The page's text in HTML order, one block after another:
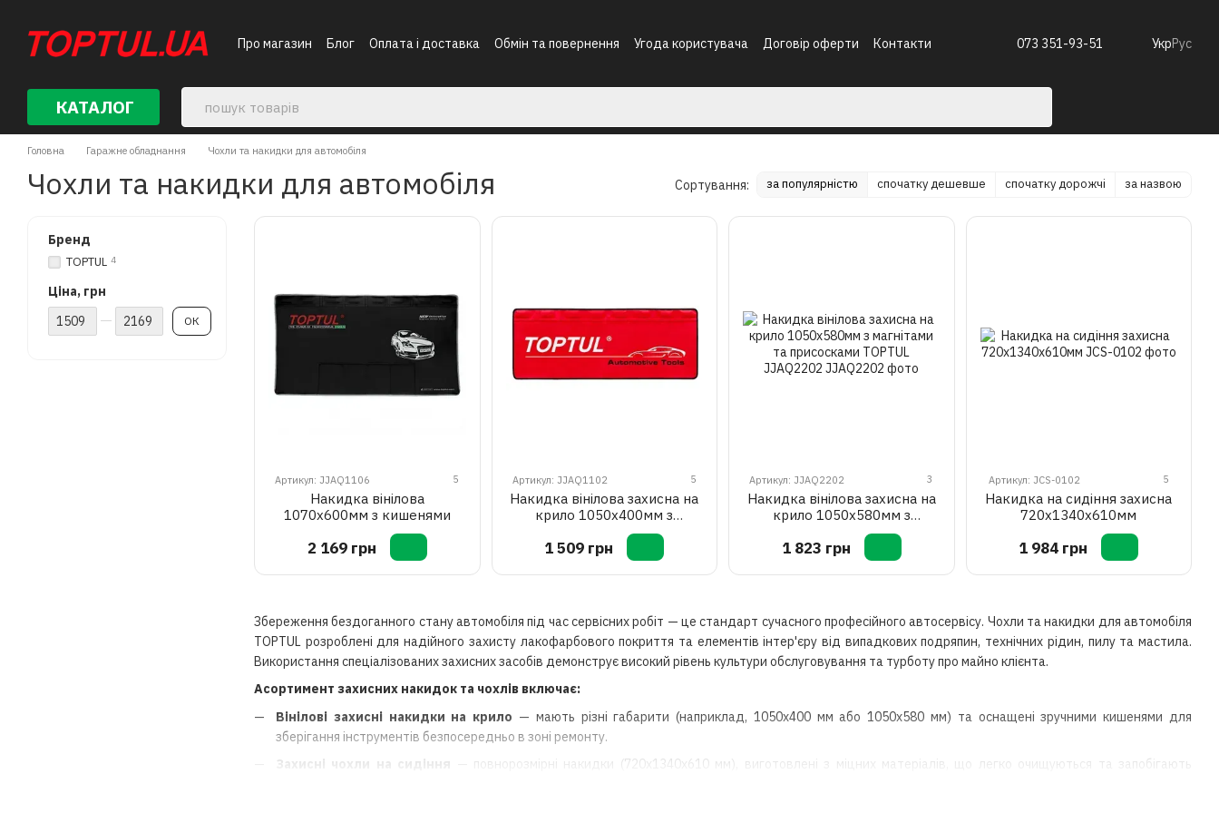
Про магазин
Блог Оплата і доставка Обмін та повернення Угода користувача Договір оферти Контакти 073 351-93-51 УкрРус
КАТАЛОГ
Головна Гаражне обладнання Чохли та накидки для автомобіля
Чохли та накидки для автомобіля Сортування: за популярністю спочатку дешевше спочатку дорожчі за назвою
Збереження бездоганного стану автомобіля під час сервісних робіт — це стандарт сучасного професійного автосервісу. Чохли та накидки для автомобіля
TOPTUL розроблені для надійного захисту лакофарбового покриття та елементів інтер'єру від випадкових подряпин, технічних рідин, пилу та мастила.
Використання спеціалізованих захисних засобів демонструє високий рівень культури обслуговування та турботу про майно клієнта.
Асортимент захисних накидок та чохлів включає:
Вінілові захисні накидки на крило — мають різні габарити (наприклад, 1050x400 мм або 1050x580 мм) та оснащені зручними кишенями для
зберігання інструментів безпосередньо в зоні ремонту.
Захисні чохли на сидіння — повнорозмірні накидки (720x1340x610 мм), виготовлені з міцних матеріалів, що легко очищуються та запобігають
Артикул: JJAQ1106 5
Накидка вінілова
1070х600мм з кишенями
2 169 грн
Артикул: JJAQ1102 5
Накидка вінілова захисна на
крило 1050x400мм з
магнітами TOPTUL JJAQ1102
1 509 грн
Артикул: JJAQ2202 3
Накидка вінілова захисна на
крило 1050x580мм з
магнітами та присосками
TOPTUL JJAQ2202
1 823 грн
Артикул: JCS-0102 5
Накидка на сидіння захисна
720х1340х610мм
1 984 грн
Бренд
TOPTUL 4
Ціна, грн
Від Ціна, грн
До Ціна, грн ОК